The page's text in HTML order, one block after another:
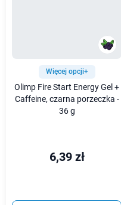
Więcej opcji+
Olimp Fire Start Energy Gel +
Caffeine, czarna porzeczka -
36 g
6,39 zł